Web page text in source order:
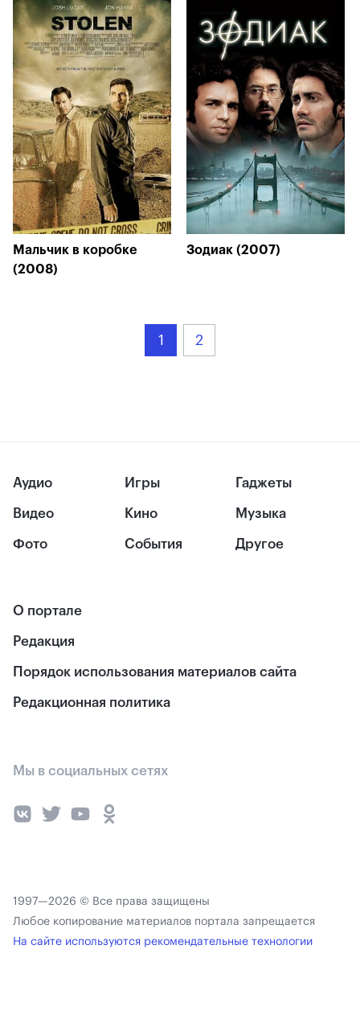
Мальчик в коробке
(2008)
Зодиак (2007)
1 2
Аудио
Видео
Фото
Игры
Кино
События
Гаджеты
Музыка
Другое
О портале
Редакция
Порядок использования материалов сайта
Редакционная политика
Мы в социальных сетях
1997—2026 © Все права защищены
Любое копирование материалов портала запрещается
На сайте используются рекомендательные технологии